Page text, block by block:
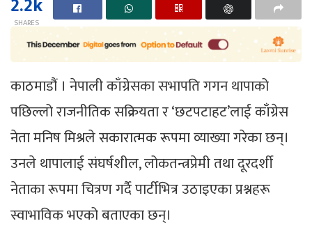
SHARES
काठमाडौं । नेपाली काँग्रेसका सभापति गगन थापाको
पछिल्लो राजनीतिक सक्रियता र ‘छटपटाहट’लाई काँग्रेस
नेता मनिष मिश्रले सकारात्मक रूपमा व्याख्या गरेका छन्।
उनले थापालाई संघर्षशील, लोकतन्त्रप्रेमी तथा दूरदर्शी
नेताका रूपमा चित्रण गर्दै पार्टीभित्र उठाइएका प्रश्नहरू
स्वाभाविक भएको बताएका छन्।